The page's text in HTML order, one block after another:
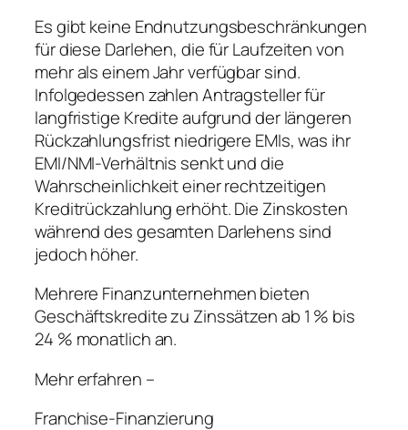
Es gibt keine Endnutzungsbeschränkungen
für diese Darlehen, die für Laufzeiten von
mehr als einem Jahr verfügbar sind.
Infolgedessen zahlen Antragsteller für
langfristige Kredite aufgrund der längeren
Rückzahlungsfrist niedrigere EMIs, was ihr
EMI/NMI-Verhältnis senkt und die
Wahrscheinlichkeit einer rechtzeitigen
Kreditrückzahlung erhöht. Die Zinskosten
während des gesamten Darlehens sind
jedoch höher.
Mehrere Finanzunternehmen bieten
Geschäftskredite zu Zinssätzen ab 1 % bis
24 % monatlich an.
Mehr erfahren –
Franchise-Finanzierung